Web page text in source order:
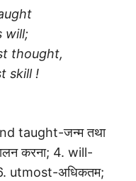
will;
thought,
skill !
taught-जन्म तथा
करना; 4. will-
utmost-अधिकतम;